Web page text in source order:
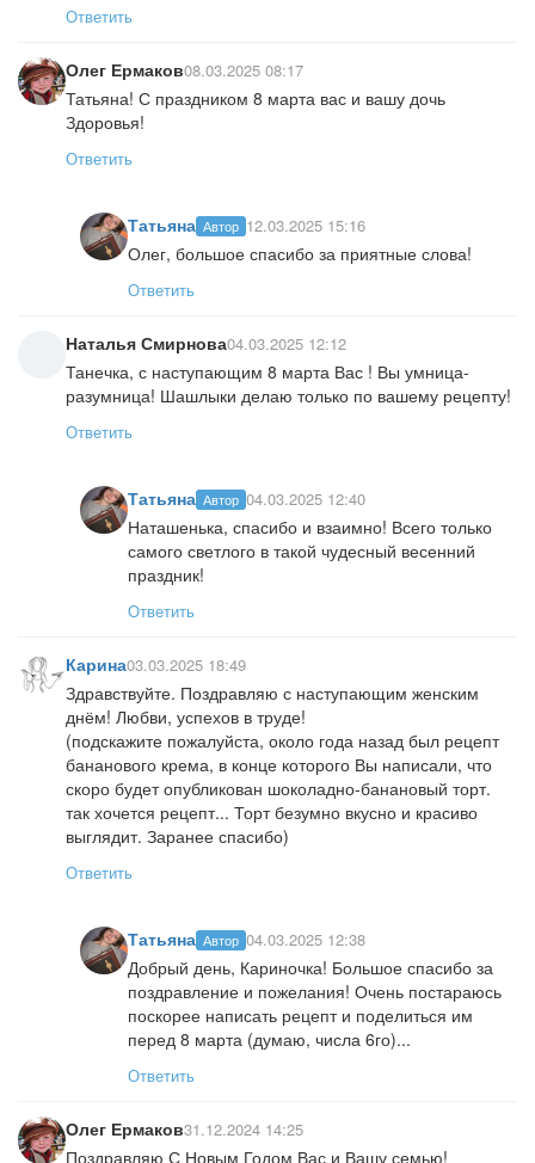
Ответить
Олег Ермаков08.03.2025 08:17
Татьяна! С праздником 8 марта вас и вашу дочь
Здоровья!
Ответить
Татьяна Автор 12.03.2025 15:16
Олег, большое спасибо за приятные слова!
Ответить
Наталья Смирнова04.03.2025 12:12
Танечка, с наступающим 8 марта Вас ! Вы умница-
разумница! Шашлыки делаю только по вашему рецепту!
Ответить
Татьяна Автор 04.03.2025 12:40
Наташенька, спасибо и взаимно! Всего только
самого светлого в такой чудесный весенний
праздник!
Ответить
Карина03.03.2025 18:49
Здравствуйте. Поздравляю с наступающим женским
днём! Любви, успехов в труде!
(подскажите пожалуйста, около года назад был рецепт
бананового крема, в конце которого Вы написали, что
скоро будет опубликован шоколадно-банановый торт.
так хочется рецепт... Торт безумно вкусно и красиво
выглядит. Заранее спасибо)
Ответить
Татьяна Автор 04.03.2025 12:38
Добрый день, Кариночка! Большое спасибо за
поздравление и пожелания! Очень постараюсь
поскорее написать рецепт и поделиться им
перед 8 марта (думаю, числа 6го)...
Ответить
Олег Ермаков31.12.2024 14:25
Поздравляю С Новым Годом Вас и Вашу семью!